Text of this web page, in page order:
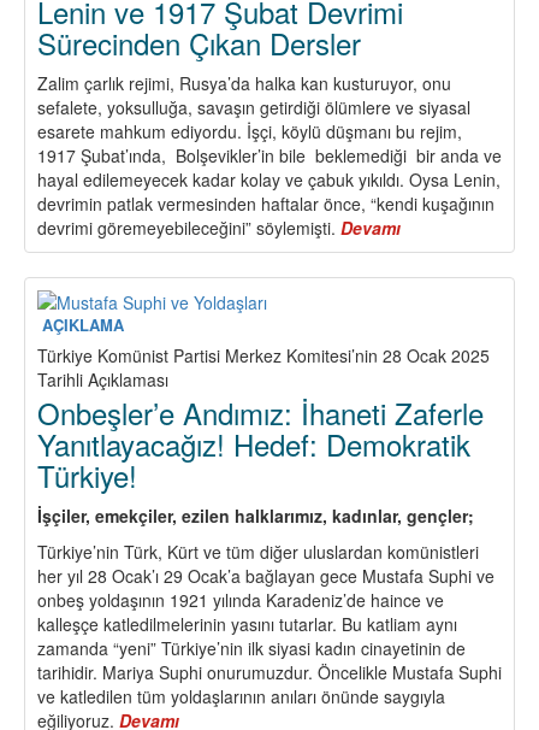
Lenin ve 1917 Şubat Devrimi
Sürecinden Çıkan Dersler
Zalim çarlık rejimi, Rusya’da halka kan kusturuyor, onu
sefalete, yoksulluğa, savaşın getirdiği ölümlere ve siyasal
esarete mahkum ediyordu. İşçi, köylü düşmanı bu rejim,
1917 Şubat’ında, Bolşevikler’in bile beklemediği bir anda ve
hayal edilemeyecek kadar kolay ve çabuk yıkıldı. Oysa Lenin,
devrimin patlak vermesinden haftalar önce, “kendi kuşağının
devrimi göremeyebileceğini” söylemişti. Devamı
Lenin
ve
Devrimi
Dersler
AÇIKLAMA
Türkiye Komünist Partisi Merkez Komitesi’nin 28 Ocak 2025
Tarihli Açıklaması
Onbeşler’e Andımız: İhaneti Zaferle
Yanıtlayacağız! Hedef: Demokratik
Türkiye!
İşçiler, emekçiler, ezilen halklarımız, kadınlar, gençler;
Türkiye’nin Türk, Kürt ve tüm diğer uluslardan komünistleri
her yıl 28 Ocak’ı 29 Ocak’a bağlayan gece Mustafa Suphi ve
onbeş yoldaşının 1921 yılında Karadeniz’de haince ve
kalleşçe katledilmelerinin yasını tutarlar. Bu katliam aynı
zamanda “yeni” Türkiye’nin ilk siyasi kadın cinayetinin de
tarihidir. Mariya Suphi onurumuzdur. Öncelikle Mustafa Suphi
ve katledilen tüm yoldaşlarının anıları önünde saygıyla
eğiliyoruz. Devamı